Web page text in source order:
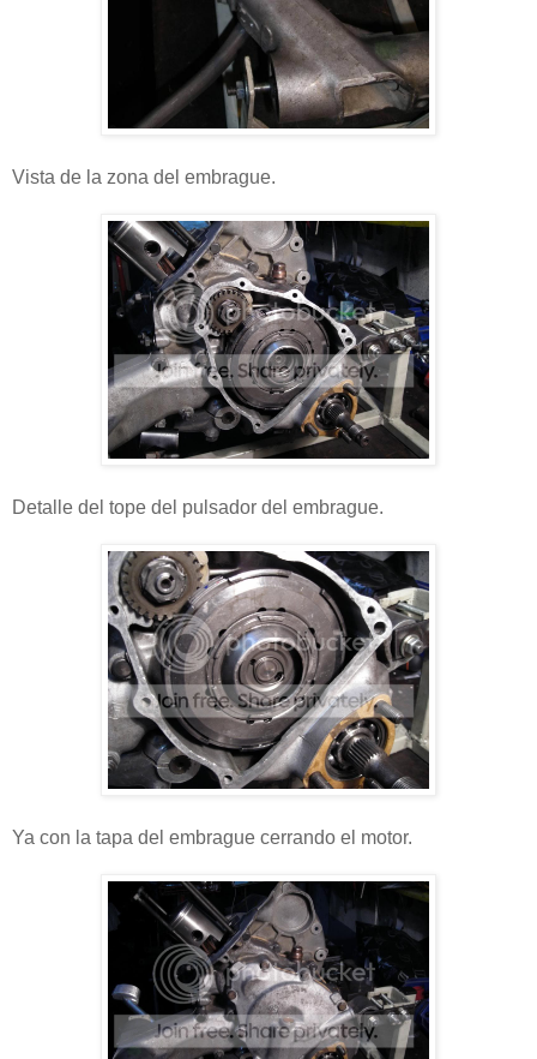
Vista de la zona del embrague.
Detalle del tope del pulsador del embrague.
Ya con la tapa del embrague cerrando el motor.